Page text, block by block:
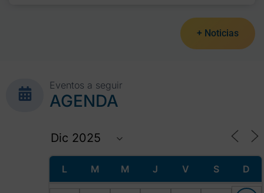
+ Noticias
Eventos a seguir
AGENDA
L M M J V S D